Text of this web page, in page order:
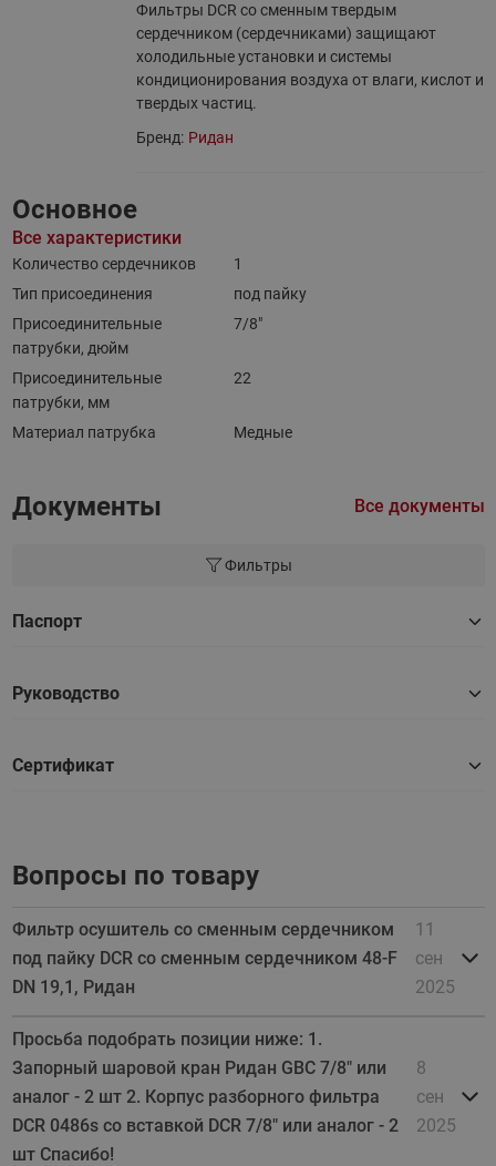
Фильтры DCR со сменным твердым
сердечником (сердечниками) защищают
холодильные установки и системы
кондиционирования воздуха от влаги, кислот и
твердых частиц.
Бренд: Ридан
Основное
Все характеристики
Количество сердечников
1
Тип присоединения
под пайку
Присоединительные
патрубки, дюйм
7/8"
Присоединительные
патрубки, мм
22
Материал патрубка Медные
Документы Все документы
Фильтры
Паспорт
Руководство
Сертификат
Вопросы по товару
Фильтр осушитель со сменным сердечником
под пайку DCR со сменным сердечником 48-F
DN 19,1, Ридан
11
сен
2025
Просьба подобрать позиции ниже: 1.
Запорный шаровой кран Ридан GBC 7/8" или
аналог - 2 шт 2. Корпус разборного фильтра
DCR 0486s со вставкой DCR 7/8" или аналог - 2
шт Спасибо!
8
сен
2025